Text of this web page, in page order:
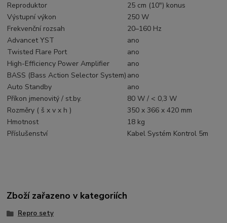
Reproduktor
25 cm (10") konus
Výstupní výkon
250 W
Frekvenční rozsah
20–160 Hz
Advancet YST
ano
Twisted Flare Port
ano
High-Efficiency Power Amplifier
ano
BASS (Bass Action Selector System) ano
Auto Standby
ano
Příkon jmenovitý / st.by.
80 W / < 0,3 W
Rozměry ( š x v x h )
350 x 366 x 420 mm
Hmotnost
18 kg
Příslušenství
Kabel Systém Kontrol 5m
Zboží zařazeno v kategoriích
Repro sety